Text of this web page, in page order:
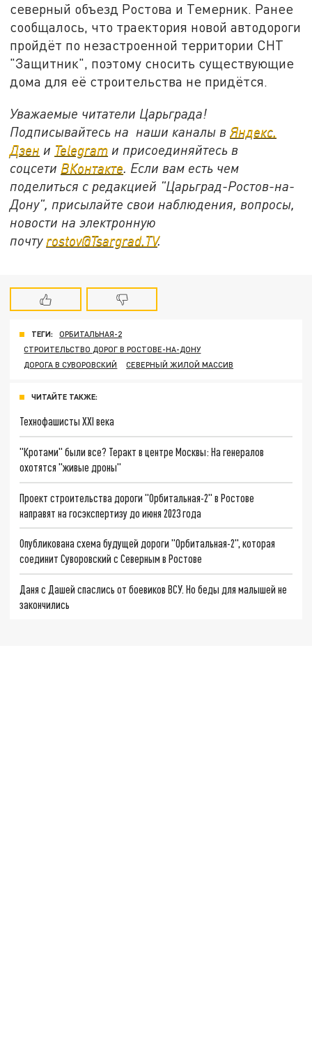
северный объезд Ростова и Темерник. Ранее
сообщалось, что траектория новой автодороги
пройдёт по незастроенной территории СНТ
"Защитник", поэтому сносить существующие
дома для её строительства не придётся.
Уважаемые читатели Царьграда!
Подписывайтесь на наши каналы вЯндекс.
Дзен и Telegram и присоединяйтесь в
соцсети ВКонтакте. Если вам есть чем
поделиться с редакцией "Царьград-Ростов-на-
Дону", присылайте свои наблюдения, вопросы,
новости на электронную
почту rostov@Tsargrad.ТV.
ТЕГИ:
ОРБИТАЛЬНАЯ-2
СТРОИТЕЛЬСТВО ДОРОГ В РОСТОВЕ-НА-ДОНУ
ДОРОГА В СУВОРОВСКИЙ
СЕВЕРНЫЙ ЖИЛОЙ МАССИВ
ЧИТАЙТЕ ТАКЖЕ:
Технофашисты XXI века
"Кротами" были все? Теракт в центре Москвы: На генералов
охотятся "живые дроны"
Проект строительства дороги "Орбитальная-2" в Ростове
направят на госэкспертизу до июня 2023 года
Опубликована схема будущей дороги "Орбитальная-2", которая
соединит Суворовский с Северным в Ростове
Даня с Дашей спаслись от боевиков ВСУ. Но беды для малышей не
закончились